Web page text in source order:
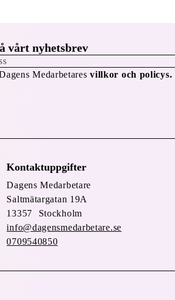
vårt nyhetsbrev
Medarbetaresvillkor och policys.
Kontaktuppgifter
Dagens Medarbetare
Saltmätargatan 19A
13357 Stockholm
info@dagensmedarbetare.se
0709540850